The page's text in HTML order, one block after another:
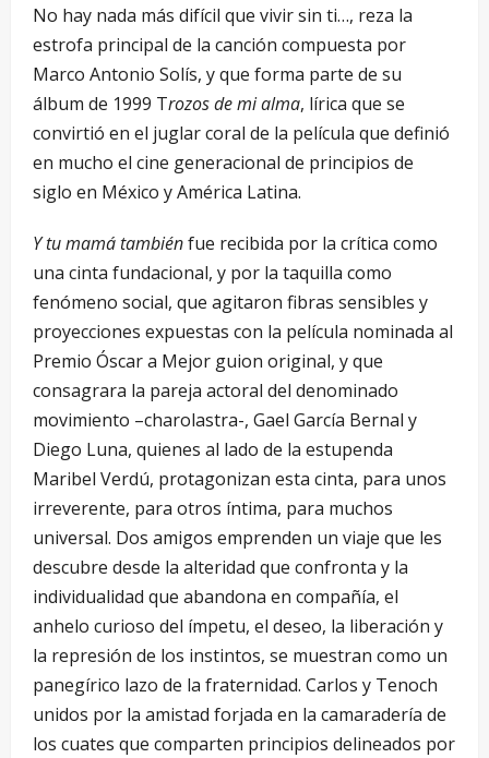
No hay nada más difícil que vivir sin ti…, reza la
estrofa principal de la canción compuesta por
Marco Antonio Solís, y que forma parte de su
álbum de 1999 Trozos de mi alma, lírica que se
convirtió en el juglar coral de la película que definió
en mucho el cine generacional de principios de
siglo en México y América Latina.
Y tu mamá tambiénfue recibida por la crítica como
una cinta fundacional, y por la taquilla como
fenómeno social, que agitaron fibras sensibles y
proyecciones expuestas con la película nominada al
Premio Óscar a Mejor guion original, y que
consagrara la pareja actoral del denominado
movimiento –charolastra-, Gael García Bernal y
Diego Luna, quienes al lado de la estupenda
Maribel Verdú, protagonizan esta cinta, para unos
irreverente, para otros íntima, para muchos
universal. Dos amigos emprenden un viaje que les
descubre desde la alteridad que confronta y la
individualidad que abandona en compañía, el
anhelo curioso del ímpetu, el deseo, la liberación y
la represión de los instintos, se muestran como un
panegírico lazo de la fraternidad. Carlos y Tenoch
unidos por la amistad forjada en la camaradería de
los cuates que comparten principios delineados por